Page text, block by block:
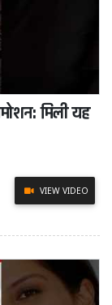
मिली यह
VIEW VIDEO